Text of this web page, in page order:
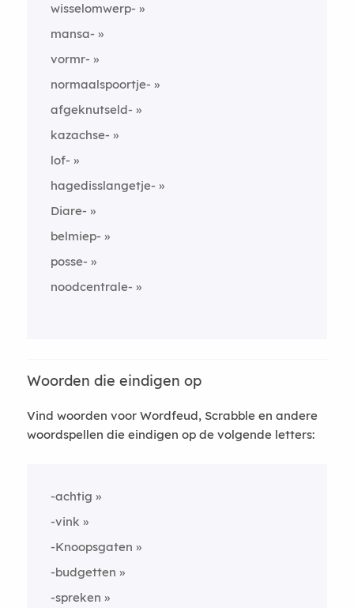
wisselomwerp-
mansa-
vormr-
normaalspoortje-
afgeknutseld-
kazachse-
lof-
hagedisslangetje-
Diare-
belmiep-
posse-
noodcentrale-
Woorden die eindigen op
Vind woorden voor Wordfeud, Scrabble en andere
woordspellen die eindigen op de volgende letters:
-achtig
-vink
-Knoopsgaten
-budgetten
-spreken